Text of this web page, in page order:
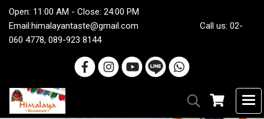
Open: 11:00 AM - Close: 24:00 PM
Email:himalayantaste@gmail.com Call us: 02-
060 4778, 089-923 8144